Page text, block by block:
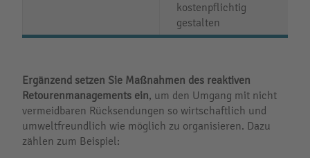
kostenpflichtig
gestalten
Ergänzend setzen Sie Maßnahmen des reaktiven
Retourenmanagements ein, um den Umgang mit nicht
vermeidbaren Rücksendungen so wirtschaftlich und
umweltfreundlich wie möglich zu organisieren. Dazu
zählen zum Beispiel: